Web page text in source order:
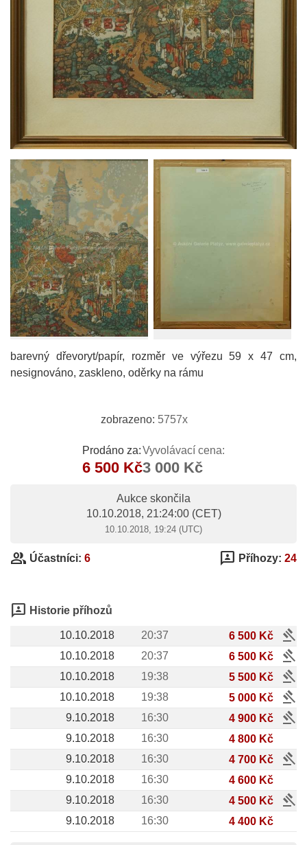
barevný dřevoryt/papír, rozměr ve výřezu 59 x 47 cm,
nesignováno, zaskleno, oděrky na rámu
zobrazeno: 5757x
Prodáno za:
6 500 Kč
Vyvolávací cena:
3 000 Kč
Aukce skončila
10.10.2018, 21:24:00(CET)
10.10.2018, 19:24 (UTC)
group Účastníci: 6 3p Příhozy: 24
3p Historie příhozů
10.10.2018 20:37 6 500 Kč gavel
10.10.2018 20:37 6 500 Kč gavel
10.10.2018 19:38 5 500 Kč gavel
10.10.2018 19:38 5 000 Kč gavel
9.10.2018 16:30 4 900 Kč gavel
9.10.2018 16:30
4 800 Kč
9.10.2018
16:30 4 700 Kč gavel
9.10.2018 16:30
4 600 Kč
9.10.2018
16:30 4 500 Kč gavel
9.10.2018 16:30 4 400 Kč